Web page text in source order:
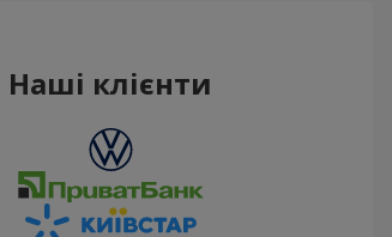
Наші клієнти